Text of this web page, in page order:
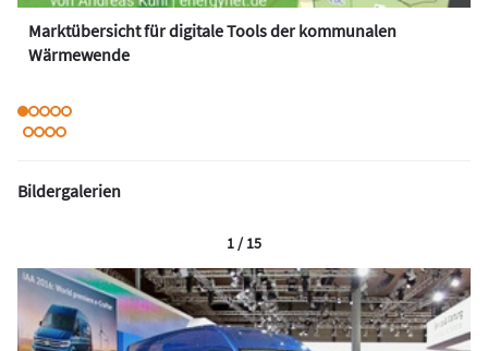
Marktübersicht für digitale Tools der kommunalen
Wärmewende
Bildergalerien
1 / 15